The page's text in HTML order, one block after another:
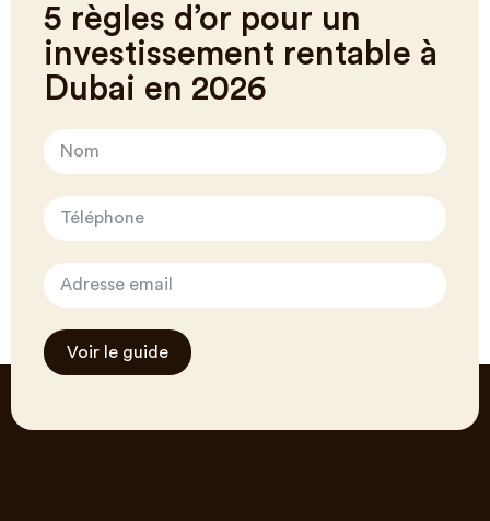
5 règles d’or pour un
investissement rentable à
Dubai en 2026
Voir le guide